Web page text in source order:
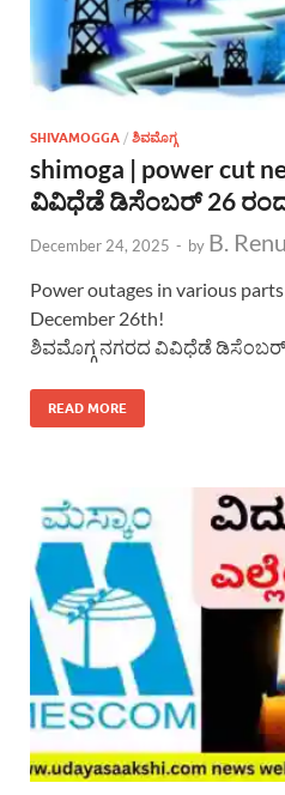
SHIVAMOGGA / ಶಿವಮೊಗ್ಗ
shimoga | power cut
ವಿವಿಧೆಡೆ ಡಿಸೆಂಬರ್ 26
December 24, 2025 - by B.
Power outages in various
December 26th!
ಶಿವಮೊಗ್ಗ ನಗರದ ವಿವಿಧೆಡೆ ಡಿಸೆಂಬರ್
READ MORE